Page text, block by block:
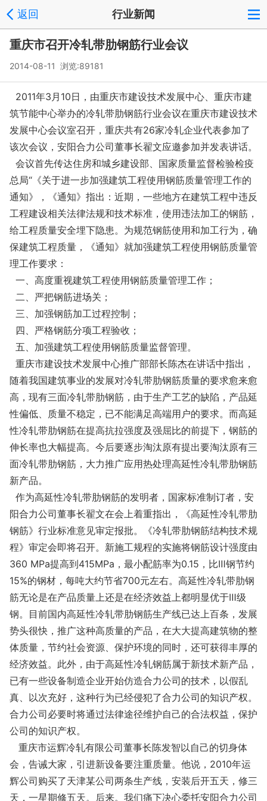
返回 行业新闻
重庆市召开冷轧带肋钢筋行业会议
2014-08-11 浏览:89181
2011年3月10日，由重庆市建设技术发展中心、重庆市建
筑节能中心举办的冷轧带肋钢筋行业会议在重庆市建设技术
发展中心会议室召开，重庆共有26家冷轧企业代表参加了
该次会议，安阳合力公司董事长翟文应邀参加并发表讲话。
会议首先传达住房和城乡建设部、国家质量监督检验检疫
总局“《关于进一步加强建筑工程使用钢筋质量管理工作的
通知》，《通知》指出：近期，一些地方在建筑工程中违反
工程建设相关法律法规和技术标准，使用违法加工的钢筋，
给工程质量安全埋下隐患。为规范钢筋使用和加工行为，确
保建筑工程质量，《通知》就加强建筑工程使用钢筋质量管
理工作要求：
一、高度重视建筑工程使用钢筋质量管理工作；
二、严把钢筋进场关；
三、加强钢筋加工过程控制；
四、严格钢筋分项工程验收；
五、加强建筑工程使用钢筋质量监督管理。
重庆市建设技术发展中心推广部部长陈杰在讲话中指出，
随着我国建筑事业的发展对冷轧带肋钢筋质量的要求愈来愈
高，现有三面冷轧带肋钢筋，由于生产工艺的缺陷，产品延
性偏低、质量不稳定，已不能满足高端用户的要求。而高延
性冷轧带肋钢筋在提高抗拉强度及强屈比的前提下，钢筋的
伸长率也大幅提高。今后要逐步淘汰原有提出要淘汰原有三
面冷轧带肋钢筋，大力推广应用热处理高延性冷轧带肋钢筋
新产品。
作为高延性冷轧带肋钢筋的发明者，国家标准制订者，安
阳合力公司董事长翟文在会上着重指出，《高延性冷轧带肋
钢筋》行业标准意见审定报批。《冷轧带肋钢筋结构技术规
程》审定会即将召开。新施工规程的实施将钢筋设计强度由
360 MPa提高到415MPa，最小配筋率为0.15，比Ⅲ钢节约
15%的钢材，每吨大约节省700元左右。高延性冷轧带肋钢
筋无论是在产品质量上还是在经济效益上都明显优于Ⅲ级
钢。目前国内高延性冷轧带肋钢筋生产线已达上百条，发展
势头很快，推广这种高质量的产品，在大大提高建筑物的整
体质量，节约社会资源、保护环境的同时，还可获得丰厚的
经济效益。此外，由于高延性冷轧钢筋属于新技术新产品，
已有一些设备制造企业开始仿造合力公司的技术，以假乱
真、以次充好，这种行为已经侵犯了合力公司的知识产权。
合力公司必要时将通过法律途径维护自己的合法权益，保护
公司的知识产权。
重庆市运辉冷轧有限公司董事长陈发智以自己的切身体
会，告诫大家，引进新设备要注重质量。他说，2010年运
辉公司购买了天津某公司两条生产线，安装后开五天，修三
天，一星期修五天。后来。我们痛下决心委托安阳合力公司